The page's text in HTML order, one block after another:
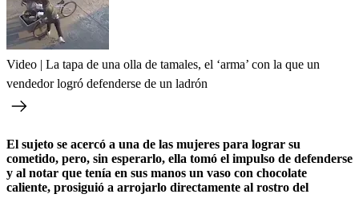
Video | La tapa de una olla de tamales, el ‘arma’ con la que un
vendedor logró defenderse de un ladrón
El sujeto se acercó a una de las mujeres para lograr su
cometido, pero, sin esperarlo, ella tomó el impulso de defenderse
y al notar que tenía en sus manos un vaso con chocolate
caliente, prosiguió a arrojarlo directamente al rostro del